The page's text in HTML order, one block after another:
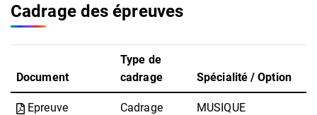
Cadrage des épreuves
Document
Type de
cadrage
Spécialité / Option
Epreuve
Cadrage
MUSIQUE